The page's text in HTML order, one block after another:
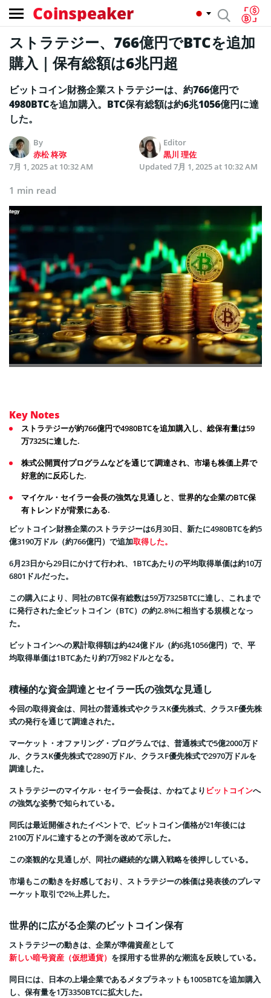
Coinspeaker
ストラテジー、766億円でBTCを追加
購入｜保有総額は6兆円超
ビットコイン財務企業ストラテジーは、約766億円で
4980BTCを追加購入。BTC保有総額は約6兆1056億円に達
した。
By
赤松 柊弥
Editor
黒川 理佐
7月 1, 2025 at 10:32 AM
Updated 7月 1, 2025 at 10:32 AM
1 min read
Key Notes
ストラテジーが約766億円で4980BTCを追加購入し、総保有量は59
万7325に達した.
株式公開買付プログラムなどを通じて調達され、市場も株価上昇で
好意的に反応した.
マイケル・セイラー会長の強気な見通しと、世界的な企業のBTC保
有トレンドが背景にある.
ビットコイン財務企業のストラテジーは6月30日、新たに4980BTCを約5
億3190万ドル（約766億円）で追加取得した。
6月23日から29日にかけて行われ、1BTCあたりの平均取得単価は約10万
6801ドルだった。
この購入により、同社のBTC保有総数は59万7325BTCに達し、これまで
に発行された全ビットコイン（BTC）の約2.8%に相当する規模となっ
た。
ビットコインへの累計取得額は約424億ドル（約6兆1056億円）で、平
均取得単価は1BTCあたり約7万982ドルとなる。
積極的な資金調達とセイラー氏の強気な見通し
今回の取得資金は、同社の普通株式やクラスK優先株式、クラスF優先株
式の発行を通じて調達された。
マーケット・オファリング・プログラムでは、普通株式で5億2000万ド
ル、クラスK優先株式で2890万ドル、クラスF優先株式で2970万ドルを
調達した。
ストラテジーのマイケル・セイラー会長は、かねてより ビットコインへ
の強気な姿勢で知られている。
同氏は最近開催されたイベントで、ビットコイン価格が21年後には
2100万ドルに達するとの予測を改めて示した。
この楽観的な見通しが、同社の継続的な購入戦略を後押ししている。
市場もこの動きを好感しており、ストラテジーの株価は発表後のプレマ
ーケット取引で2%上昇した。
世界的に広がる企業のビットコイン保有
ストラテジーの動きは、企業が準備資産として
新しい暗号資産（仮想通貨） を採用する世界的な潮流を反映している。
同日には、日本の上場企業であるメタプラネットも1005BTCを追加購入
し、保有量を1万3350BTCに拡大した。